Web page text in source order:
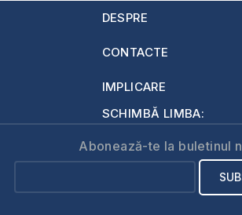
DESPRE
CONTACTE
IMPLICARE
SCHIMBĂ LIMBA:
Abonează-te la buletinul